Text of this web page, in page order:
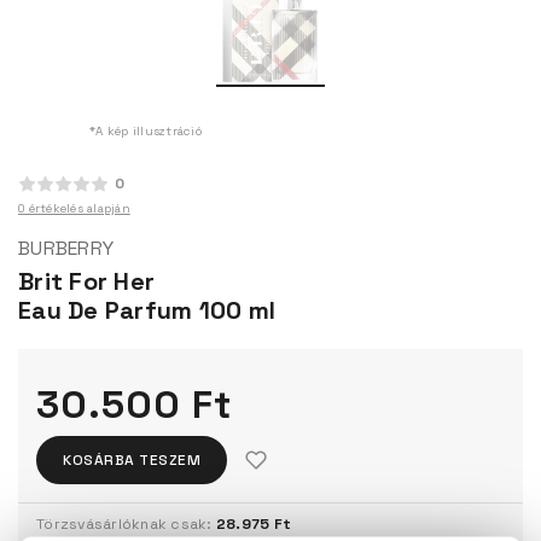
*A kép illusztráció
0
0 értékelés alapján
BURBERRY
Brit For Her
Eau De Parfum 100 ml
30.500 Ft
KOSÁRBA TESZEM
Törzsvásárlóknak csak: 28.975 Ft